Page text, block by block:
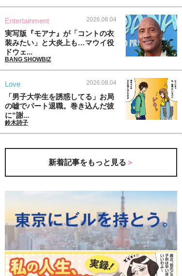
Entertainment 2026.08.04
実写版『モアナ』が「コントの衣
装みたい」と大炎上も…マウイ役
ドウェ...
BANG SHOWBIZ
Love 2026.08.04
「男子大学生を誘惑してる」お局
の嘘でパート退職。巻き込んだ彼
に“謝...
鈴木詩子
新着記事をもっと見る